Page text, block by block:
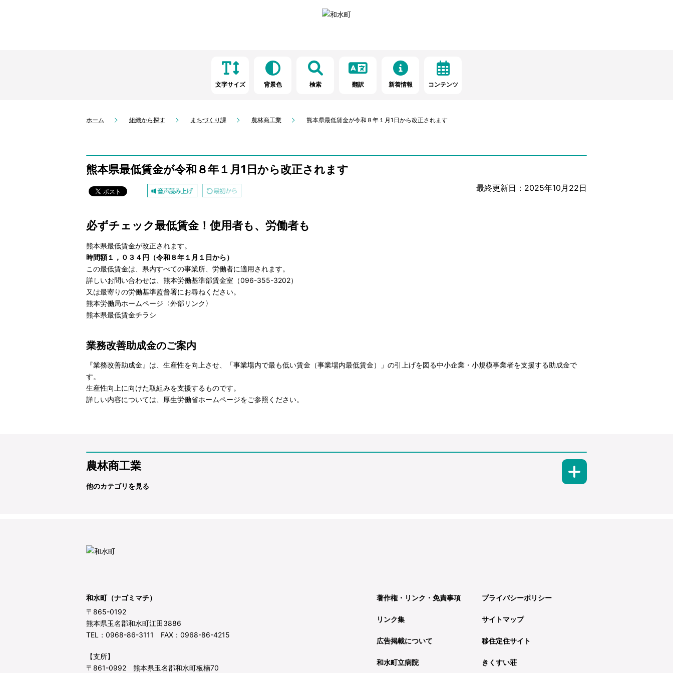
文字サイズ 背景色 検索 翻訳 新着情報 コンテンツ
ホーム 組織から探す まちづくり課 農林商工業 熊本県最低賃金が令和８年１月1日から改正されます
熊本県最低賃金が令和８年１月1日から改正されます
最終更新日：2025年10月22日
必ずチェック最低賃金！使用者も、労働者も
熊本県最低賃金が改正されます。
時間額１，０３４円（令和８年１月１日から）
この最低賃金は、県内すべての事業所、労働者に適用されます。
詳しいお問い合わせは、熊本労働基準部賃金室（096-355-3202）
又は最寄りの労働基準監督署にお尋ねください。
熊本労働局ホームページ 〈外部リンク〉
熊本県最低賃金チラシ
業務改善助成金のご案内
『業務改善助成金』は、生産性を向上させ、「事業場内で最も低い賃金（事業場内最低賃金）」の引上げを図る中小企業・小規模事業者を支援する助成金で
す。
生産性向上に向けた取組みを支援するものです。
詳しい内容については、 厚生労働省ホームページをご参照ください。
農林商工業
他のカテゴリを見る
和水町（ナゴミマチ）
〒865-0192
熊本県玉名郡和水町江田3886
TEL：0968-86-3111 FAX：0968-86-4215
【支所】
〒861-0992 熊本県玉名郡和水町板楠70
著作権・リンク・免責事項 プライバシーポリシー
リンク集 サイトマップ
広告掲載について 移住定住サイト
和水町立病院 きくすい荘